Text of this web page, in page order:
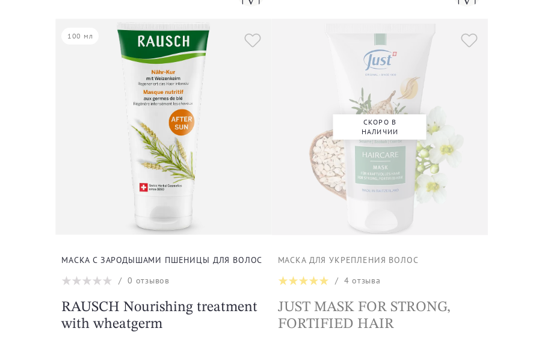
100 мл
МАСКА С ЗАРОДЫШАМИ ПШЕНИЦЫ ДЛЯ ВОЛОС
/0 отзывов
RAUSCH Nourishing treatment
with wheatgerm
СКОРО В
НАЛИЧИИ
МАСКА ДЛЯ УКРЕПЛЕНИЯ ВОЛОС
/ 4 отзыва
JUST MASK FOR STRONG,
FORTIFIED HAIR